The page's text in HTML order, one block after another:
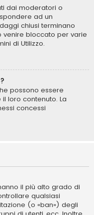
dai moderatori o
ad un
chiusi terminano
venire bloccato per varie
di Utilizzo.
possono essere
loro contenuto. La
concessi
il più alto grado di
qualsiasi
(o «ban») degli